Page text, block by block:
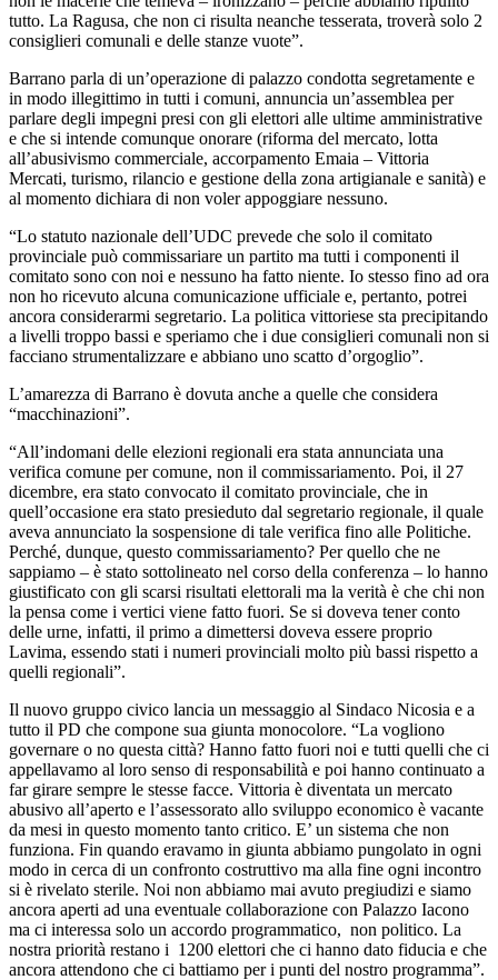
tutto. La Ragusa, che non ci risulta neanche tesserata, troverà solo 2
consiglieri comunali e delle stanze vuote”.
Barrano parla di un’operazione di palazzo condotta segretamente e
in modo illegittimo in tutti i comuni, annuncia un’assemblea per
parlare degli impegni presi con gli elettori alle ultime amministrative
e che si intende comunque onorare (riforma del mercato, lotta
all’abusivismo commerciale, accorpamento Emaia – Vittoria
Mercati, turismo, rilancio e gestione della zona artigianale e sanità) e
al momento dichiara di non voler appoggiare nessuno.
“Lo statuto nazionale dell’UDC prevede che solo il comitato
provinciale può commissariare un partito ma tutti i componenti il
comitato sono con noi e nessuno ha fatto niente. Io stesso fino ad ora
non ho ricevuto alcuna comunicazione ufficiale e, pertanto, potrei
ancora considerarmi segretario. La politica vittoriese sta precipitando
a livelli troppo bassi e speriamo che i due consiglieri comunali non si
facciano strumentalizzare e abbiano uno scatto d’orgoglio”.
L’amarezza di Barrano è dovuta anche a quelle che considera
“macchinazioni”.
“All’indomani delle elezioni regionali era stata annunciata una
verifica comune per comune, non il commissariamento. Poi, il 27
dicembre, era stato convocato il comitato provinciale, che in
quell’occasione era stato presieduto dal segretario regionale, il quale
aveva annunciato la sospensione di tale verifica fino alle Politiche.
Perché, dunque, questo commissariamento? Per quello che ne
sappiamo – è stato sottolineato nel corso della conferenza – lo hanno
giustificato con gli scarsi risultati elettorali ma la verità è che chi non
la pensa come i vertici viene fatto fuori. Se si doveva tener conto
delle urne, infatti, il primo a dimettersi doveva essere proprio
Lavima, essendo stati i numeri provinciali molto più bassi rispetto a
quelli regionali”.
Il nuovo gruppo civico lancia un messaggio al Sindaco Nicosia e a
tutto il PD che compone sua giunta monocolore. “La vogliono
governare o no questa città? Hanno fatto fuori noi e tutti quelli che ci
appellavamo al loro senso di responsabilità e poi hanno continuato a
far girare sempre le stesse facce. Vittoria è diventata un mercato
abusivo all’aperto e l’assessorato allo sviluppo economico è vacante
da mesi in questo momento tanto critico. E’ un sistema che non
funziona. Fin quando eravamo in giunta abbiamo pungolato in ogni
modo in cerca di un confronto costruttivo ma alla fine ogni incontro
si è rivelato sterile. Noi non abbiamo mai avuto pregiudizi e siamo
ancora aperti ad una eventuale collaborazione con Palazzo Iacono
ma ci interessa solo un accordo programmatico, non politico. La
nostra priorità restano i 1200 elettori che ci hanno dato fiducia e che
ancora attendono che ci battiamo per i punti del nostro programma”.